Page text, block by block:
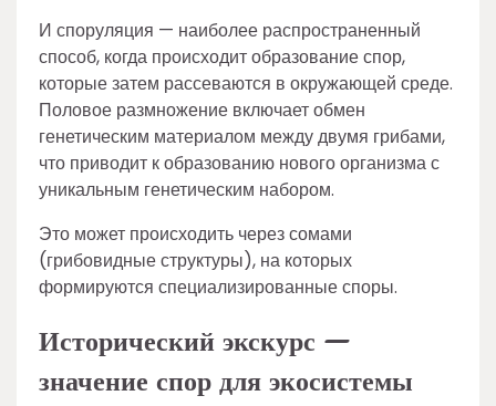
И споруляция — наиболее распространенный
способ, когда происходит образование спор,
которые затем рассеваются в окружающей среде.
Половое размножение включает обмен
генетическим материалом между двумя грибами,
что приводит к образованию нового организма с
уникальным генетическим набором.
Это может происходить через сомами
(грибовидные структуры), на которых
формируются специализированные споры.
Исторический экскурс —
значение спор для экосистемы